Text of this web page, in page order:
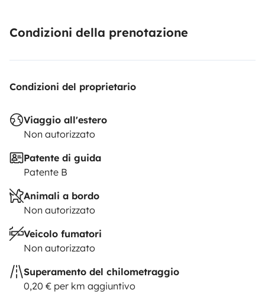
Condizioni della prenotazione
Condizioni del proprietario
Viaggio all'estero
Non autorizzato
Patente di guida
Patente B
Animali a bordo
Non autorizzato
Veicolo fumatori
Non autorizzato
Superamento del chilometraggio
0,20 € per km aggiuntivo